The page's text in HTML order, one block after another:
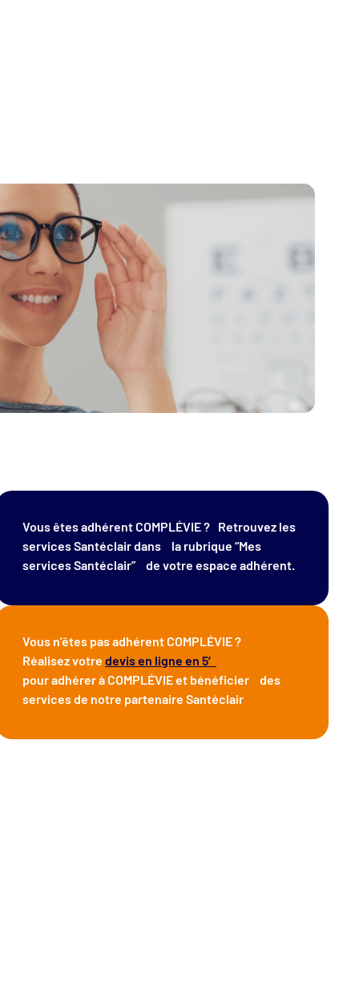
Vous êtes adhérent COMPLÉVIE ? Retrouvez les
services Santéclair dans la rubrique “Mes
services Santéclair” de votre espace adhérent.
Vous n’êtes pas adhérent COMPLÉVIE ?
Réalisez votredevis en ligne en 5′
pour adhérer à COMPLÉVIE et bénéficier des
services de notre partenaire Santéclair